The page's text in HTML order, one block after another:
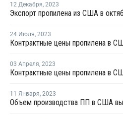
12 Декабря, 2023
Экспорт пропилена из США в
24 Июля, 2023
03 Апреля, 2023
Контрактные цены пропилена в
11 Января, 2023
Объем производства ПП в США